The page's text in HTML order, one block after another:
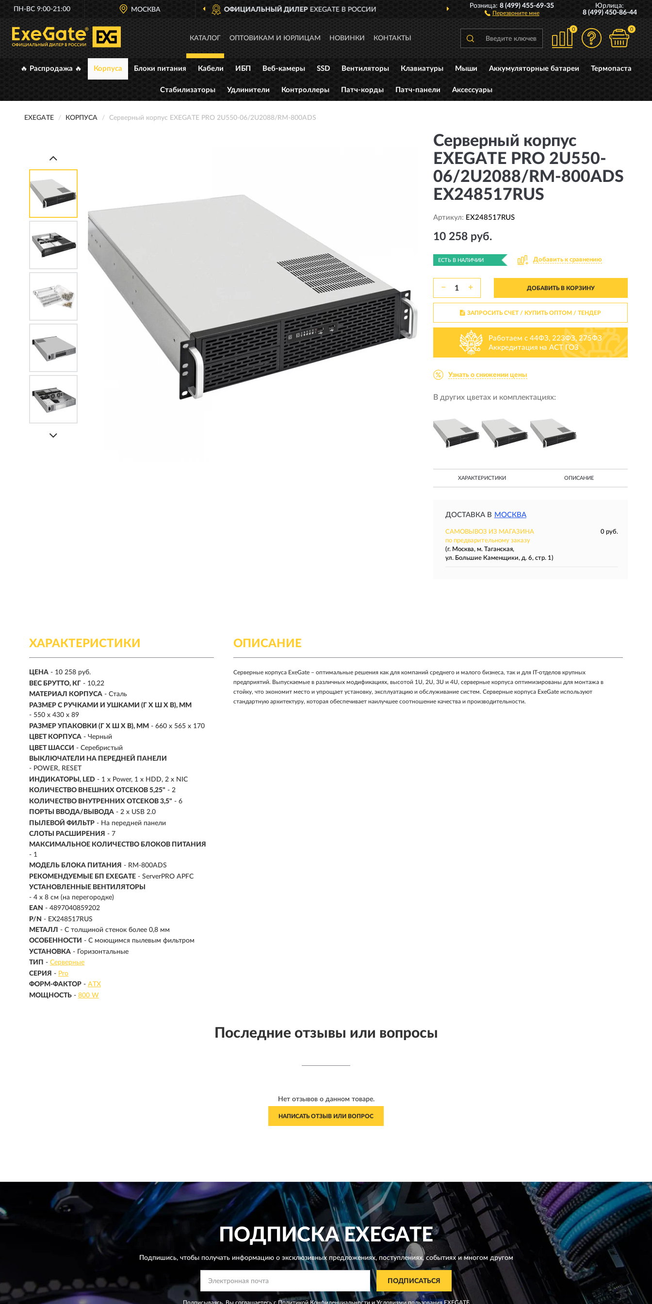
ПН-ВС 9:00-21:00 МОСКВА
ОФИЦИАЛЬНЫЙ ДИЛЕРEXEGATE В РОССИИ ДОСТАВИМ ПОЛНЫЙ
Розница:8 (499) 455-69-35
Перезвоните мне
Юрлица:
8 (499) 450-86-44
КАТАЛОГ ОПТОВИКАМ И ЮРЛИЦАМ НОВИНКИ КОНТАКТЫ
0 0
🔥 Распродажа 🔥 Корпуса Блоки питания Кабели ИБП Веб-камеры SSD Вентиляторы Клавиатуры Мыши Аккумуляторные батареи Термопаста
Стабилизаторы Удлинители Контроллеры Патч-корды Патч-панели Аксессуары
EXEGATE КОРПУСА Серверный корпус EXEGATE PRO 2U550-06/2U2088/RM-800ADS
Серверный корпус
EXEGATE PRO 2U550-
06/2U2088/RM-800ADS
EX248517RUS
Артикул: EX248517RUS
10 258 руб.
ЕСТЬ В НАЛИЧИИ Добавить к сравнению
− + ДОБАВИТЬ В КОРЗИНУ
ЗАПРОСИТЬ СЧЕТ / КУПИТЬ ОПТОМ/ ТЕНДЕР
Работаем с 44ФЗ, 223ФЗ, 275ФЗ
Аккредитация на АСТ ГОЗ
Узнать о снижении цены
В других цветах и комплектациях:
ХАРАКТЕРИСТИКИ ОПИСАНИЕ
ДОСТАВКА В МОСКВА
САМОВЫВОЗ ИЗ МАГАЗИНА
0 руб.
по предварительному заказу
(г. Москва, м. Таганская,
ул. Большие Каменщики, д. 6, стр. 1)
ХАРАКТЕРИСТИКИ
ЦЕНА - 10 258 руб.
ВЕС БРУТТО, КГ - 10,22
МАТЕРИАЛ КОРПУСА - Сталь
РАЗМЕР С РУЧКАМИ И УШКАМИ (Г X Ш X В), ММ
- 550 x 430 x 89
РАЗМЕР УПАКОВКИ (Г X Ш X B), ММ - 660 x 565 x 170
ЦВЕТ КОРПУСА - Черный
ЦВЕТ ШАССИ - Серебристый
ВЫКЛЮЧАТЕЛИ НА ПЕРЕДНЕЙ ПАНЕЛИ
- POWER, RESET
ИНДИКАТОРЫ, LED - 1 x Power, 1 x HDD, 2 x NIC
КОЛИЧЕСТВО ВНЕШНИХ ОТСЕКОВ 5,25" - 2
КОЛИЧЕСТВО ВНУТРЕННИХ ОТСЕКОВ 3,5" - 6
ПОРТЫ ВВОДА/ВЫВОДА - 2 x USB 2.0
ПЫЛЕВОЙ ФИЛЬТР - На передней панели
СЛОТЫ РАСШИРЕНИЯ - 7
МАКСИМАЛЬНОЕ КОЛИЧЕСТВО БЛОКОВ ПИТАНИЯ
- 1
МОДЕЛЬ БЛОКА ПИТАНИЯ - RM-800ADS
РЕКОМЕНДУЕМЫЕ БП EXEGATE - ServerPRO APFC
УСТАНОВЛЕННЫЕ ВЕНТИЛЯТОРЫ
- 4 x 8 см (на перегородке)
EAN - 4897040859202
P/N - EX248517RUS
МЕТАЛЛ - С толщиной стенок более 0,8 мм
ОСОБЕННОСТИ - С моющимся пылевым фильтром
УСТАНОВКА - Горизонтальные
ТИП - Серверные
СЕРИЯ - Pro
ФОРМ-ФАКТОР - ATX
МОЩНОСТЬ - 800 W
ОПИСАНИЕ
Cерверные корпуса ExeGate – оптимальные решения как для компаний среднего и малого бизнеса, так и для IT-отделов крупных
предприятий. Выпускаемые в различных модификациях, высотой 1U, 2U, 3U и 4U, серверные корпуса оптимизированы для монтажа в
стойку, что экономит место и упрощает установку, эксплуатацию и обслуживание систем. Серверные корпуса ExeGate используют
стандартную архитектуру, которая обеспечивает наилучшее соотношение качества и производительности.
Последние отзывы или вопросы
Нет отзывов о данном товаре.
НАПИСАТЬ ОТЗЫВ ИЛИ ВОПРОС
ПОДПИСКАEXEGATE
Подпишись, чтобы получать информацию о эксклюзивных предложениях,поступлениях, событиях и многом другом
ПОДПИСАТЬСЯ
Подписываясь, Вы соглашаетесь с Политикой Конфиденциальности иУсловиями пользованияEXEGATE